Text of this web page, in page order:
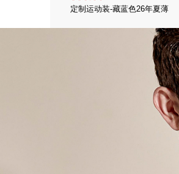
定制运动装-藏蓝色26年夏薄
（92.5%聚酯氨纶混纺）